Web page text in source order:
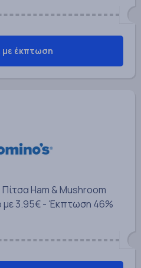
με έκπτωση
Ham & Mushroom
με 3.95€ - Έκπτωση 46%